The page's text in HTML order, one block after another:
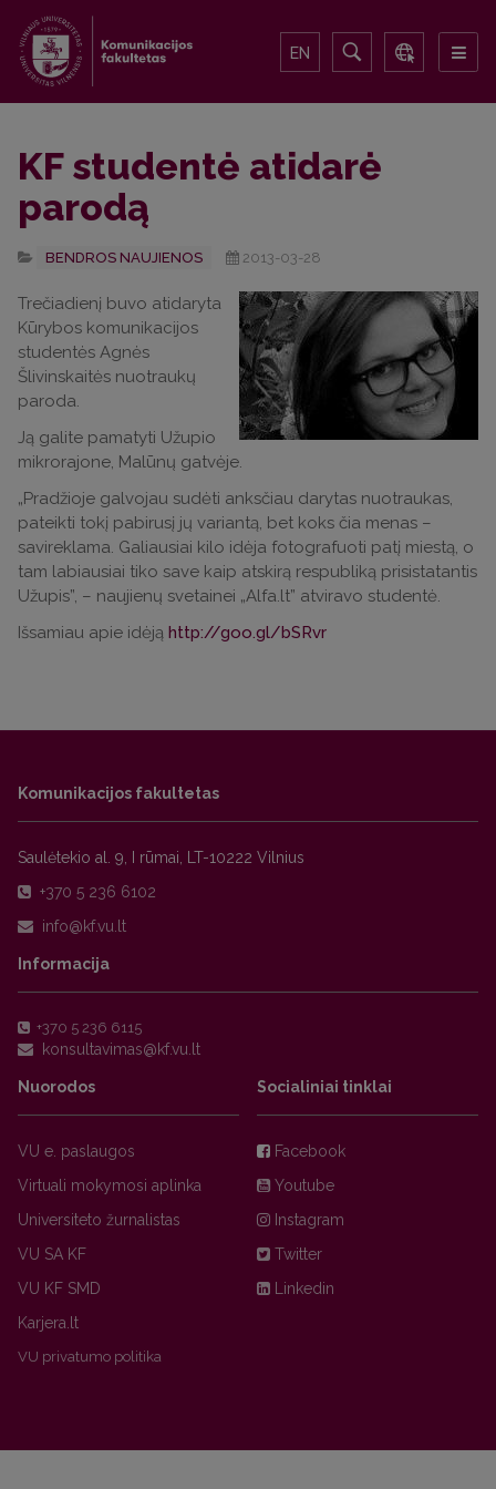
EN
KF studentė atidarė
parodą
BENDROS NAUJIENOS 2013-03-28
Trečiadienį buvo atidaryta
Kūrybos komunikacijos
studentės Agnės
Šlivinskaitės nuotraukų
paroda.
Ją galite pamatyti Užupio
mikrorajone, Malūnų gatvėje.
„Pradžioje galvojau sudėti anksčiau darytas nuotraukas,
pateikti tokį pabirusį jų variantą, bet koks čia menas –
savireklama. Galiausiai kilo idėja fotografuoti patį miestą, o
tam labiausiai tiko save kaip atskirą respubliką prisistatantis
Užupis”, – naujienų svetainei „Alfa.lt” atviravo studentė.
Išsamiau apie idėją http://goo.gl/bSRvr
Komunikacijos fakultetas
Saulėtekio al. 9, I rūmai, LT-10222 Vilnius
+370 5 236 6102
Informacija
+370 5 236 6115
Nuorodos
VU e. paslaugos
Virtuali mokymosi aplinka
Universiteto žurnalistas
VU SA KF
VU KF SMD
Karjera.lt
VU privatumo politika
Socialiniai tinklai
Facebook
Youtube
Instagram
Twitter
Linkedin